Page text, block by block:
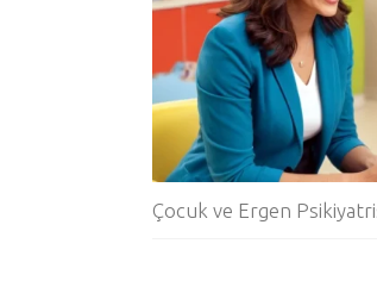
Çocuk ve Ergen